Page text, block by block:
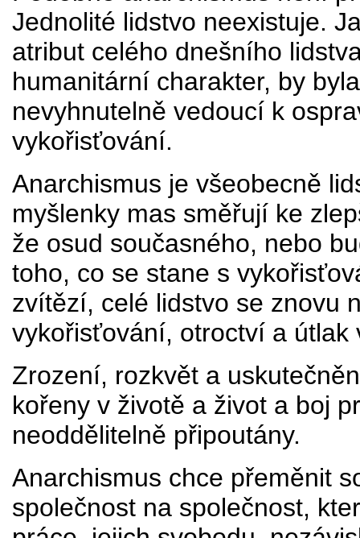
Jednolité lidstvo neexistuje.
atribut celého dnešního
humanitární charakter, by
nevyhnutelně vedoucí k
vykořisťování.
Anarchismus je všeobecně
myšlenky mas směřují ke
že osud současného, nebo
toho, co se stane s
zvítězí, celé lidstvo se znovu
vykořisťování, otroctví a útlak
Zrození, rozkvět a
kořeny v životě a život a boj
neoddělitelně připoutány.
Anarchismus chce přeměnit
společnost na společnost,